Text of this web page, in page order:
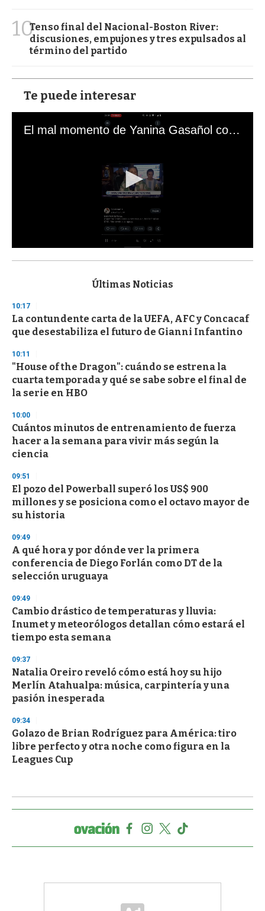
10Tenso final del Nacional-Boston River:
discusiones, empujones y tres expulsados al
término del partido
Te puede interesar
El mal momento de Yanina Gasañol con un hincha argentino en "Subrayado"
s
d
s
o
f
3
s
c
o
d
s
Últimas Noticias
10:17
La contundente carta de la UEFA, AFC y Concacaf
que desestabiliza el futuro de Gianni Infantino
10:11
"House of the Dragon": cuándo se estrena la
cuarta temporada y qué se sabe sobre el final de
la serie en HBO
10:00
Cuántos minutos de entrenamiento de fuerza
hacer a la semana para vivir más según la
ciencia
09:51
El pozo del Powerball superó los US$ 900
millones y se posiciona como el octavo mayor de
su historia
09:49
A qué hora y por dónde ver la primera
conferencia de Diego Forlán como DT de la
selección uruguaya
09:49
Cambio drástico de temperaturas y lluvia:
Inumet y meteorólogos detallan cómo estará el
tiempo esta semana
09:37
Natalia Oreiro reveló cómo está hoy su hijo
Merlín Atahualpa: música, carpintería y una
pasión inesperada
09:34
Golazo de Brian Rodríguez para América: tiro
libre perfecto y otra noche como figura en la
Leagues Cup